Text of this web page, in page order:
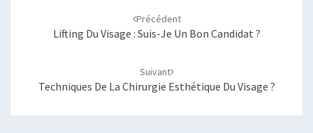
Précédent
Lifting Du Visage : Suis-Je Un Bon Candidat ?
Suivant
Techniques De La Chirurgie Esthétique Du Visage ?